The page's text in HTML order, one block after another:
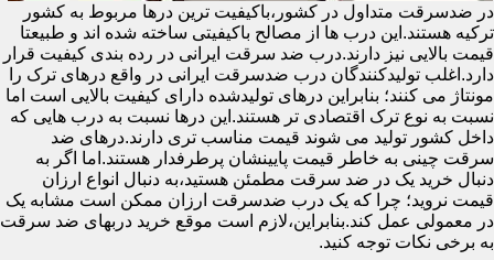
در ضدسرقت متداول در کشور،باکیفیت ترین درها مربوط به کشور
ترکیه هستند.این درب ها از مصالح باکیفیتی ساخته شده اند و طبیعتا
قیمت بالایی نیز دارند.درب ضد سرقت ایرانی در رده بندی کیفیت قرار
دارد.اغلب تولیدکنندگان درب ضدسرقت ایرانی در واقع درهای ترک را
مونتاژ می کنند؛ بنابراین درهای تولیدشده دارای کیفیت بالایی است اما
نسبت به نوع ترک اقتصادی تر هستند.این درها نسبت به درب هایی که
داخل کشور تولید می شوند قیمت مناسب تری دارند.درهای ضد
سرقت چینی به خاطر قیمت پایینشان پرطرفدار هستند.اما اگر به
دنبال خرید یک در ضد سرقت مطمئن هستید،به دنبال انواع ارزان
قیمت نروید؛ چرا که یک درب ضدسرقت ارزان ممکن است مشابه یک
در معمولی عمل کند.بنابراین،لازم است موقع خرید دربهای ضد سرقت
به برخی نکات توجه کنید.